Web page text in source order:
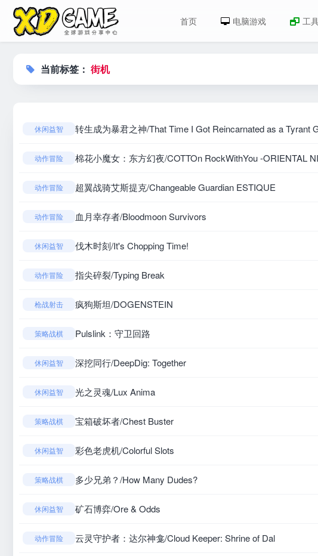
首页 电脑游戏 工
当前标签： 街机
休闲益智 转生成为暴君之神/That Time I Got Reincarnated as a Tyrant
动作冒险 棉花小魔女：东方幻夜/COTTOn RockWithYou -ORIENTAL
动作冒险 超翼战骑艾斯提克/Changeable Guardian ESTIQUE
动作冒险 血月幸存者/Bloodmoon Survivors
休闲益智 伐木时刻/It's Chopping Time!
动作冒险 指尖碎裂/Typing Break
枪战射击 疯狗斯坦/DOGENSTEIN
策略战棋 Pulslink：守卫回路
休闲益智 深挖同行/DeepDig: Together
休闲益智 光之灵魂/Lux Anima
策略战棋 宝箱破坏者/Chest Buster
休闲益智 彩色老虎机/Colorful Slots
策略战棋 多少兄弟？/How Many Dudes?
休闲益智 矿石博弈/Ore & Odds
动作冒险 云灵守护者：达尔神龛/Cloud Keeper: Shrine of Dal